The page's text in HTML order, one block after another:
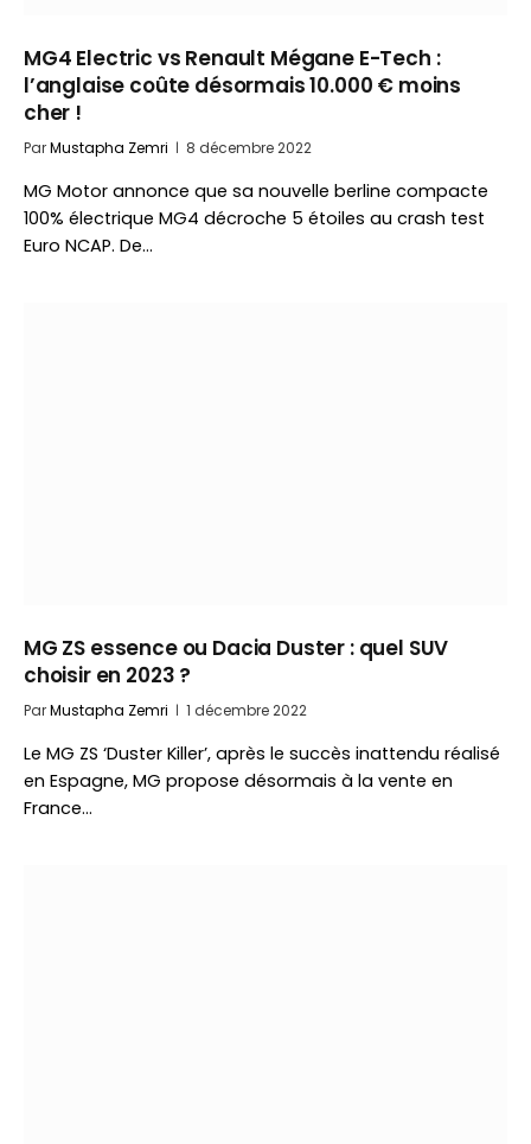
MG4 Electric vs Renault Mégane E-Tech :
l’anglaise coûte désormais 10.000 € moins
cher !
ParMustapha Zemri 8 décembre 2022
MG Motor annonce que sa nouvelle berline compacte
100% électrique MG4 décroche 5 étoiles au crash test
Euro NCAP. De…
MG ZS essence ou Dacia Duster : quel SUV
choisir en 2023 ?
ParMustapha Zemri 1 décembre 2022
Le MG ZS ‘Duster Killer’, après le succès inattendu réalisé
en Espagne, MG propose désormais à la vente en
France…